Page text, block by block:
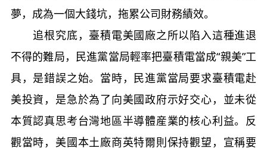
夢，成為一個大錢坑，拖累公司財務績效。
追根究底，臺積電美國廠之所以陷入這種進退
不得的難局，民進黨當局輕率把臺積電當成“親美”工
具，是錯誤之始。當時，民進黨當局要求臺積電赴
美投資，是急於為了向美國政府示好交心，並未從
本質認真思考台灣地區半導體産業的核心利益。反
觀當時，美國本土廠商英特爾則保持觀望，宣稱要